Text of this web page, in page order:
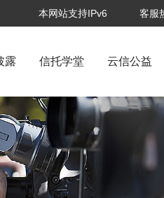
客服
本网站支持IPv6
露 信托学堂 云信公益